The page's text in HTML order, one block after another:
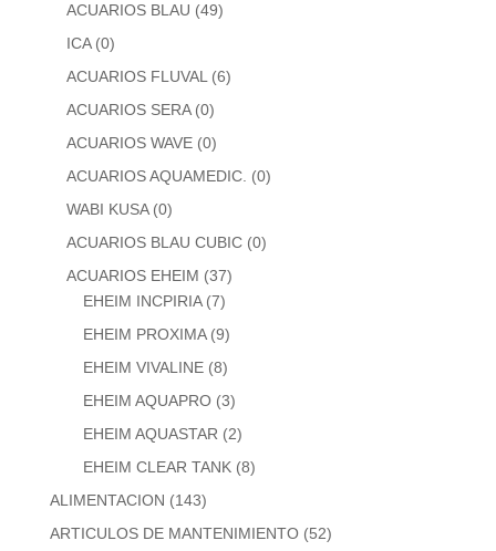
ACUARIOS BLAU (49)
ICA (0)
ACUARIOS FLUVAL (6)
ACUARIOS SERA (0)
ACUARIOS WAVE (0)
ACUARIOS AQUAMEDIC. (0)
WABI KUSA (0)
ACUARIOS BLAU CUBIC (0)
ACUARIOS EHEIM (37)
EHEIM INCPIRIA (7)
EHEIM PROXIMA (9)
EHEIM VIVALINE (8)
EHEIM AQUAPRO (3)
EHEIM AQUASTAR (2)
EHEIM CLEAR TANK (8)
ALIMENTACION (143)
ARTICULOS DE MANTENIMIENTO (52)